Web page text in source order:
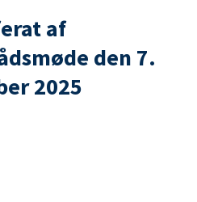
af
den 7.
2025